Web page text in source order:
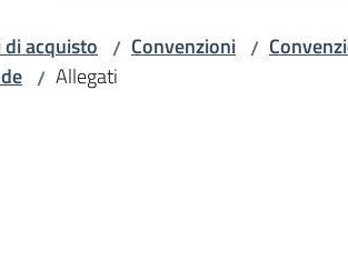
acquisto / Convenzioni /
/ Allegati